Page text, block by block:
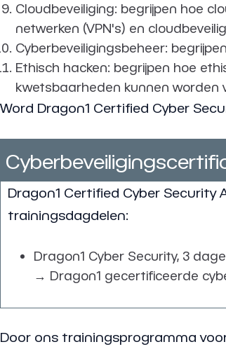
Cloudbeveiliging: begrijpen hoe
netwerken (VPN's) en
Cyberbeveiligingsbeheer:
Ethisch hacken: begrijpen hoe
kwetsbaarheden kunnen worden
Word Dragon1 Certified Cyber
Dragon1 Certified Cyber Security
trainingsdagdelen:
Dragon1 Cyber Security, 3
→ Dragon1 gecertificeerde
Door ons trainingsprogramma